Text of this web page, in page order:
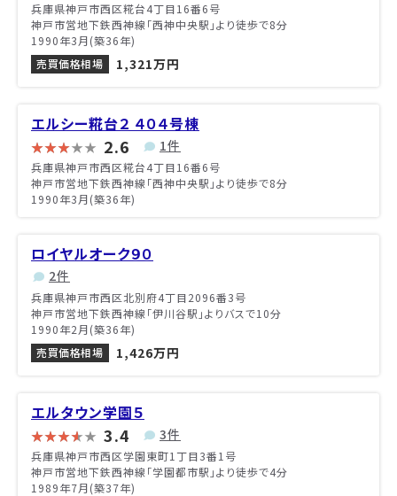
兵庫県神戸市西区糀台4丁目16番6号
神戸市営地下鉄西神線「西神中央駅」より徒歩で8分
1990年3月(築36年)
売買価格相場
1,321万円
エルシー糀台２ ４０４号棟
2.6 1件
兵庫県神戸市西区糀台4丁目16番6号
神戸市営地下鉄西神線「西神中央駅」より徒歩で8分
1990年3月(築36年)
ロイヤルオーク９０
2件
兵庫県神戸市西区北別府4丁目2096番3号
神戸市営地下鉄西神線「伊川谷駅」よりバスで10分
1990年2月(築36年)
売買価格相場
1,426万円
エルタウン学園５
3.4 3件
兵庫県神戸市西区学園東町1丁目3番1号
神戸市営地下鉄西神線「学園都市駅」より徒歩で4分
1989年7月(築37年)